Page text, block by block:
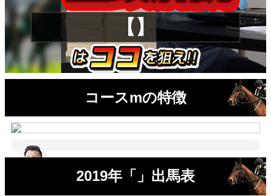
【】
コースmの特徴
2019年「」出馬表